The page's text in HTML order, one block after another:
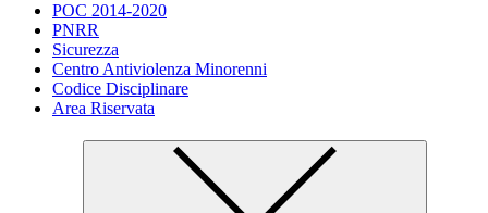
POC 2014-2020
PNRR
Sicurezza
Centro Antiviolenza Minorenni
Codice Disciplinare
Area Riservata